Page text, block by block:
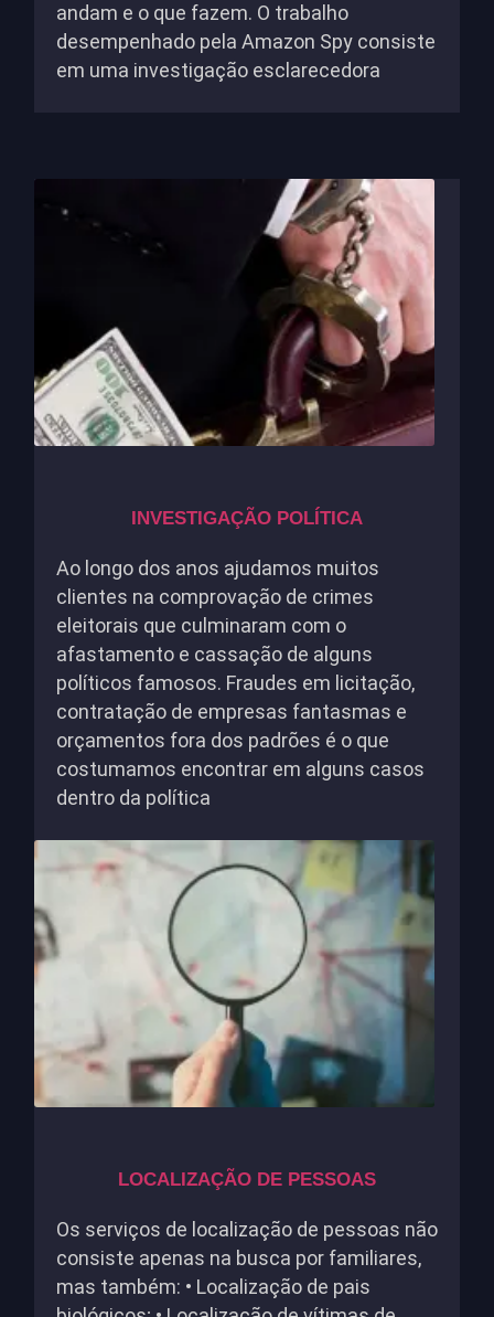
andam e o que fazem. O trabalho
desempenhado pela Amazon Spy consiste
em uma investigação esclarecedora
INVESTIGAÇÃO POLÍTICA
Ao longo dos anos ajudamos muitos
clientes na comprovação de crimes
eleitorais que culminaram com o
afastamento e cassação de alguns
políticos famosos. Fraudes em licitação,
contratação de empresas fantasmas e
orçamentos fora dos padrões é o que
costumamos encontrar em alguns casos
dentro da política
LOCALIZAÇÃO DE PESSOAS
Os serviços de localização de pessoas não
consiste apenas na busca por familiares,
mas também: • Localização de pais